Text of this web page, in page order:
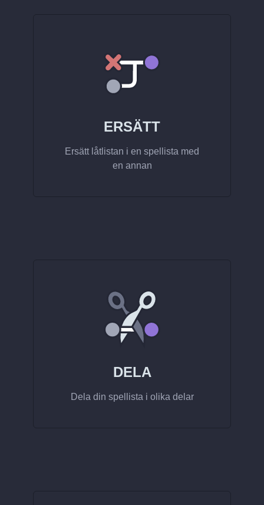
ERSÄTT
Ersätt låtlistan i en spellista med
en annan
DELA
Dela din spellista i olika delar